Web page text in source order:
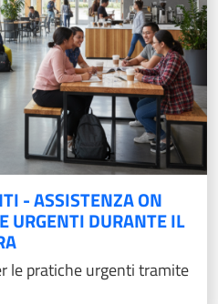
- ASSISTENZA ON
URGENTI DURANTE IL
le pratiche urgenti tramite